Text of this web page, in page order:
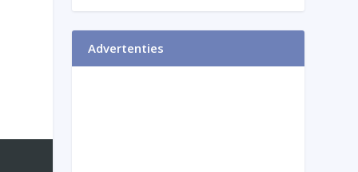
Advertenties